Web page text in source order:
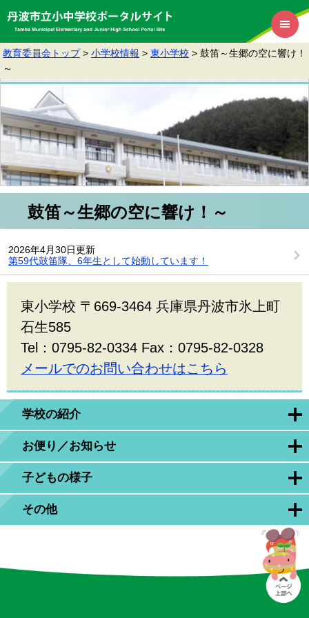
教育委員会トップ > 小学校情報 > 東小学校 > 鼓笛～生郷の空に響け！
～
学校の紹介
お便り／お知らせ
子どもの様子
その他
鼓笛～生郷の空に響け！～
2026年4月30日更新
第59代鼓笛隊、6年生として始動しています！
東小学校 〒669-3464 兵庫県丹波市氷上町
石生585
Tel：0795-82-0334 Fax：0795-82-0328
メールでのお問い合わせはこちら